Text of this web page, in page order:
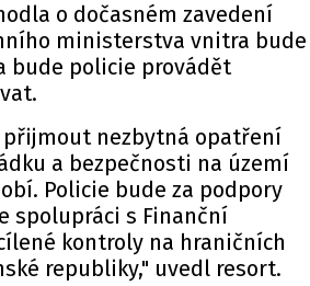
o dočasném zavedení
ministerstva vnitra bude
bude policie provádět
nezbytná opatření
a bezpečnosti na území
Policie bude za podpory
spolupráci s Finanční
kontroly na hraničních
republiky," uvedl resort.